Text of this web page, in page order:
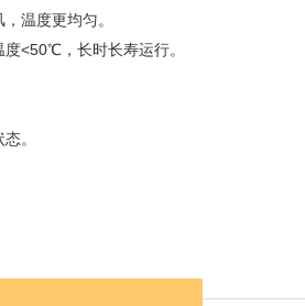
温度更均匀。
度<50℃，长时长寿运行。
。